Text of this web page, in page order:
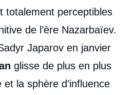
totalement perceptibles
de l’ère Nazarbaïev.
Japarov en janvier
glisse de plus en plus
et la sphère d’influence